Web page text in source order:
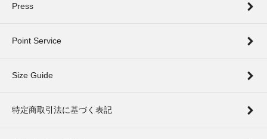
Press
Point Service
Size Guide
特定商取引法に基づく表記